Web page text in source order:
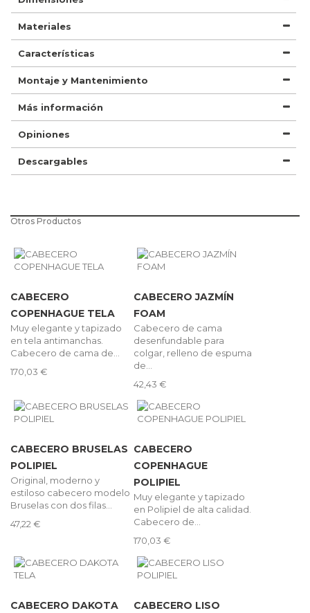
Materiales
Características
Montaje y Mantenimiento
Más información
Opiniones
Descargables
Otros Productos
CABECERO
COPENHAGUE TELA
Muy elegante y tapizado
en tela antimanchas.
Cabecero de cama de...
170,03 €
CABECERO JAZMÍN
FOAM
Cabecero de cama
desenfundable para
colgar, relleno de espuma
de...
42,43 €
CABECERO BRUSELAS
POLIPIEL
Original, moderno y
estiloso cabecero modelo
Bruselas con dos filas...
47,22 €
CABECERO
COPENHAGUE
POLIPIEL
Muy elegante y tapizado
en Polipiel de alta calidad.
Cabecero de...
170,03 €
CABECERO DAKOTA
CABECERO LISO